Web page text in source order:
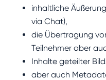
inhaltliche
via Chat),
die Übertragung
Teilnehmer aber
Inhalte geteilter
aber auch